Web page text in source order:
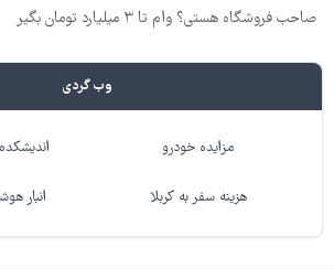
صاحب فروشگاه هستی؟ وام تا ۳ میلیارد تومان بگیر
وب گردی
مزایده خودرو
هزینه سفر به کربلا انبار